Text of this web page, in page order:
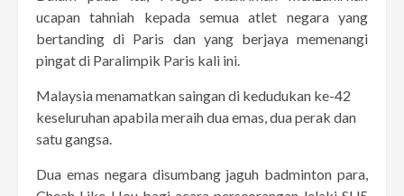
ucapan tahniah kepada semua atlet negara yang
bertanding di Paris dan yang berjaya memenangi
pingat di Paralimpik Paris kali ini.
Malaysia menamatkan saingan di kedudukan ke-42
keseluruhan apabila meraih dua emas, dua perak dan
satu gangsa.
Dua emas negara disumbang jaguh badminton para,